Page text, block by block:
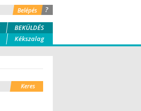
?
BEKÜLDÉS
Kékszalag